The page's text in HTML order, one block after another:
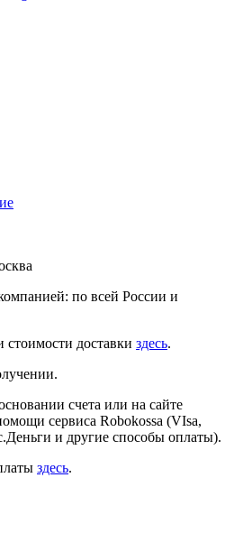
по всей России и
стоимости доставки здесь.
счета или на сайте
сервиса Robokossa (VIsa,
и другие способы оплаты).
здесь.